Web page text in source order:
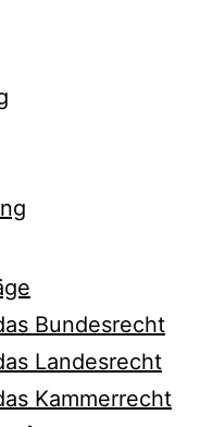
Bundesrecht
Landesrecht
Kammerrecht